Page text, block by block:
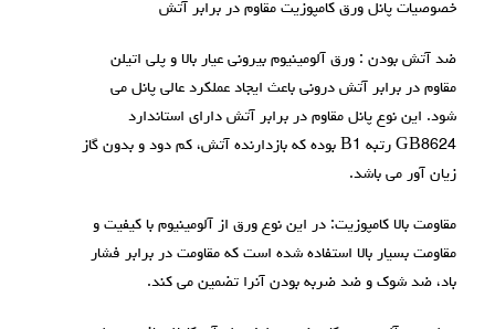
خصوصيات پانل ورق کامپوزیت مقاوم در برابر آتش
ضد آتش بودن : ورق آلومينيوم بيروني عيار بالا و پلي اتيلن
مقاوم در برابر آتش درونی باعث ايجاد عملكرد عالی پانل مي
شود. اين نوع پانل مقاوم در برابر آتش داراي استاندارد
GB8624 رتبه B1 بوده كه بازدارنده آتش، كم دود و بدون گاز
زيان آور می باشد.
مقاومت بالا کامپوزیت: در اين نوع ورق از آلومينيوم با كيفيت و
مقاومت بسيار بالا استفاده شده است كه مقاومت در برابر فشار
باد، ضد شوك و ضد ضربه بودن آنرا تضمين می كند.